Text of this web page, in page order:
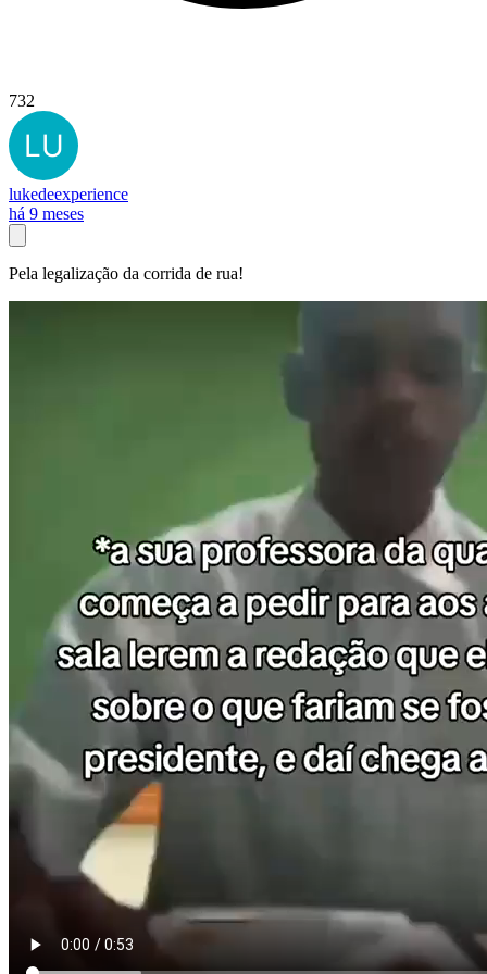
732
lukedeexperience
há 9 meses
Pela legalização da corrida de rua!